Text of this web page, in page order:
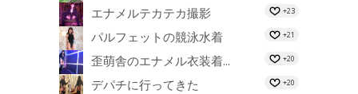
エナメルテカテカ撮影 +23
パルフェットの競泳水着 +21
歪萌舎のエナメル衣装着... +20
デパチに行ってきた +20